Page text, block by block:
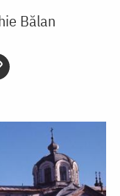
Bălan